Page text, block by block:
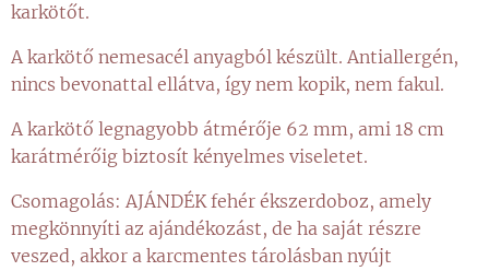
karkötőt.
A karkötő nemesacél anyagból készült. Antiallergén,
nincs bevonattal ellátva, így nem kopik, nem fakul.
A karkötő legnagyobb átmérője 62 mm, ami 18 cm
karátmérőig biztosít kényelmes viseletet.
Csomagolás: AJÁNDÉK fehér ékszerdoboz, amely
megkönnyíti az ajándékozást, de ha saját részre
veszed, akkor a karcmentes tárolásban nyújt